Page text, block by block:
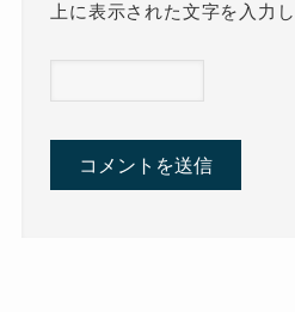
上に表示された文字を入力